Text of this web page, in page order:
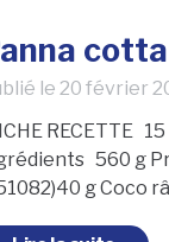
le 20 février
RECETTE
560 g
g Coco